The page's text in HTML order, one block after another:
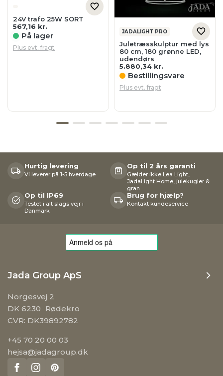
24V trafo 25W SORT
567,16 kr.
På lager
Plus evt. fragt
JADALIGHT PRO
Juletræsskulptur med lys
80 cm, 180 grønne LED,
udendørs
5.880,34 kr.
Bestillingsvare
Plus evt. fragt
Hurtig levering
Vi leverer på 1-5 hverdage
Op til 2 års garanti
Gælder ikke Lea Light,
JadaLight Home, julekugler &
gran
Op til IP69
Testet i alt slags vejr i
Danmark
Brug for hjælp?
Kontakt kundeservice
Jada Group ApS
Norgesvej 2
DK 6230 Rødekro
CVR: DK39892782
+45 70 20 00 03
hejsa@jadagroup.dk